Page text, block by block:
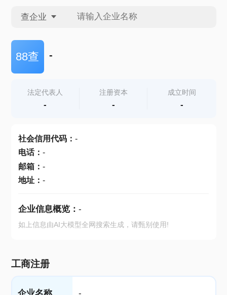
查企业
查企业
查产地
88查 -
法定代表人
-
注册资本
-
成立时间
-
社会信用代码： -
电话： -
邮箱： -
地址： -
企业信息概览： -
如上信息由AI大模型全网搜索生成，请甄别使用!
工商注册